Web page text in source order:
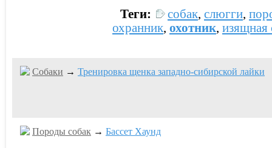
Теги: собак, слюгги,
охранник, охотник, изящная
Собаки → Тренировка щенка западно-сибирской лайки
Породы собак → Бассет Хаунд